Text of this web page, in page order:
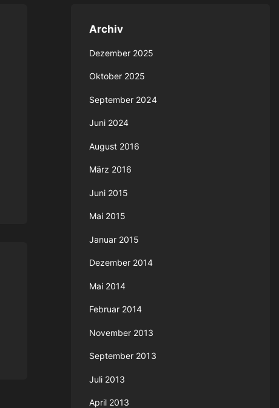
Archiv
Dezember 2025
Oktober 2025
September 2024
Juni 2024
August 2016
März 2016
Juni 2015
Mai 2015
Januar 2015
Dezember 2014
Mai 2014
Februar 2014
November 2013
September 2013
Juli 2013
April 2013